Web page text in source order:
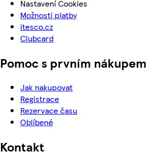
Nastavení Cookies
Možnosti platby
itesco.cz
Clubcard
Pomoc s prvním nákupem
Jak nakupovat
Registrace
Rezervace času
Oblíbené
Kontakt